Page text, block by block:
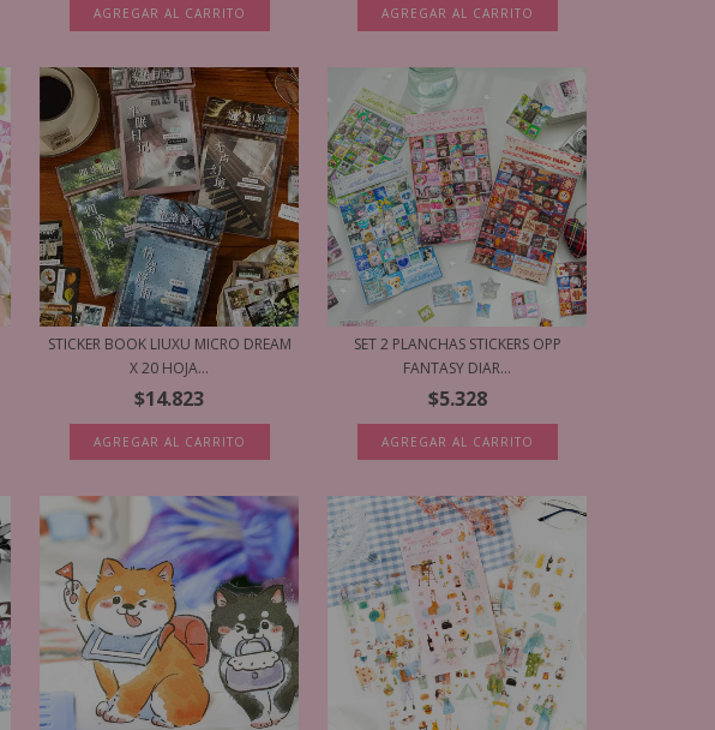
AGREGAR AL CARRITO AGREGAR AL CARRITO
STICKER BOOK LIUXU MICRO DREAM
X 20 HOJA...
$14.823
AGREGAR AL CARRITO
SET 2 PLANCHAS STICKERS OPP
FANTASY DIAR...
$5.328
AGREGAR AL CARRITO